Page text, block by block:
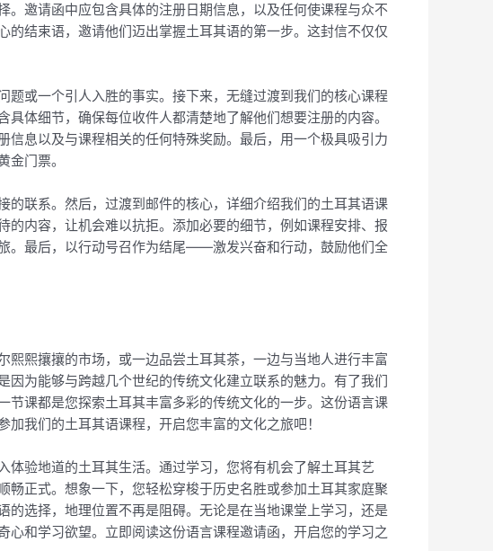
邀请函中应包含具体的注册日期信息，以及任何使课程与众不
结束语，邀请他们迈出掌握土耳其语的第一步。这封信不仅仅
或一个引人入胜的事实。接下来，无缝过渡到我们的核心课程
体细节，确保每位收件人都清楚地了解他们想要注册的内容。
息以及与课程相关的任何特殊奖励。最后，用一个极具吸引力
门票。
联系。然后，过渡到邮件的核心，详细介绍我们的土耳其语课
内容，让机会难以抗拒。添加必要的细节，例如课程安排、报
。最后，以行动号召作为结尾——激发兴奋和行动，鼓励他们全
熙攘攘的市场，或一边品尝土耳其茶，一边与当地人进行丰富
为能够与跨越几个世纪的传统文化建立联系的魅力。有了我们
课都是您探索土耳其丰富多彩的传统文化的一步。这份语言课
我们的土耳其语课程，开启您丰富的文化之旅吧！
验地道的土耳其生活。通过学习，您将有机会了解土耳其艺
正式。想象一下，您轻松穿梭于历史名胜或参加土耳其家庭聚
选择，地理位置不再是阻碍。无论是在当地课堂上学习，还是
和学习欲望。立即阅读这份语言课程邀请函，开启您的学习之